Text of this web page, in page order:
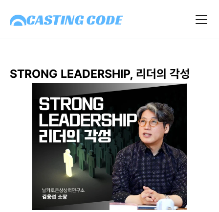
STRONG LEADERSHIP, 리더의 각성